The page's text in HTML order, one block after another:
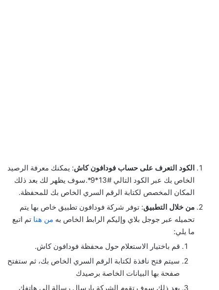
الكود التعرف على حساب فودافون كاش: يمكنك معرفة الرصيد
الخاص بك عبر الكود التالي #13*9*.سوف يظهر لك بعد ذلك
المكان المخصص لكتابة الرقم السري الخاص بك للمحفظة.
من خلال التطبيق: توفر شركة فودافون تطبيق خاص بها يتم
تحميله عبر جوجل بلاي وإليكم الرابط الخاص به من هنا تم اتبع
ما يلي:
قم باختيار الاستعلام حول محفظة فودافون كاش.
سيتم فتح نافذة لكتابة الرقم السري الخاص بك، ثم ستفتح
صفحة بها البيانات الخاصة برصيدك
بعد ذلك سوف تقوم الشركة بإرسال رسالة إلى هاتفك